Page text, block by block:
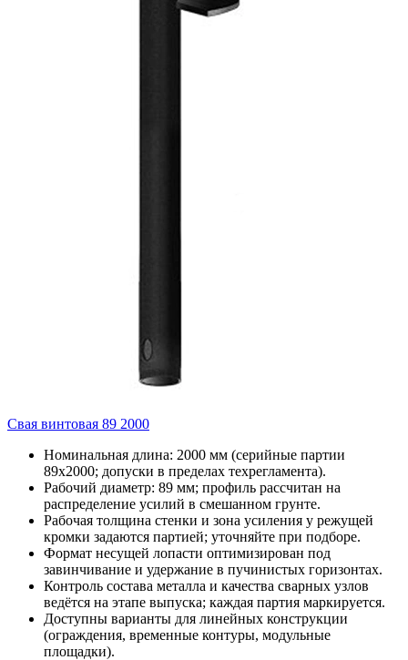
Свая винтовая 89 2000
Номинальная длина: 2000 мм (серийные партии
89х2000; допуски в пределах техрегламента).
Рабочий диаметр: 89 мм; профиль рассчитан на
распределение усилий в смешанном грунте.
Рабочая толщина стенки и зона усиления у режущей
кромки задаются партией; уточняйте при подборе.
Формат несущей лопасти оптимизирован под
завинчивание и удержание в пучинистых горизонтах.
Контроль состава металла и качества сварных узлов
ведётся на этапе выпуска; каждая партия маркируется.
Доступны варианты для линейных конструкции
(ограждения, временные контуры, модульные
площадки).